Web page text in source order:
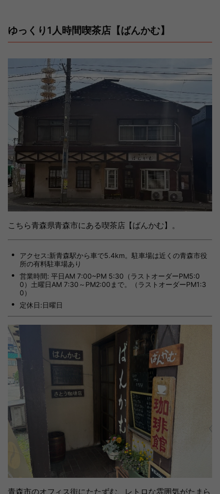
ゆっくり1人時間喫茶店【ばんかむ】
こちら青森県青森市にある喫茶店【ばんかむ】。
アクセス:新青森駅から車で5.4km。駐車場は近くの青森市役
所の有料駐車場あり
営業時間: 平日AM 7:00~PM 5:30（ラストオーダーPM5:0
0）土曜日AM 7:30～PM2:00まで。（ラストオーダーPM1:3
0）
定休日:日曜日
青森市のオフィス街にたたずむ、レトロな雰囲気がたまら